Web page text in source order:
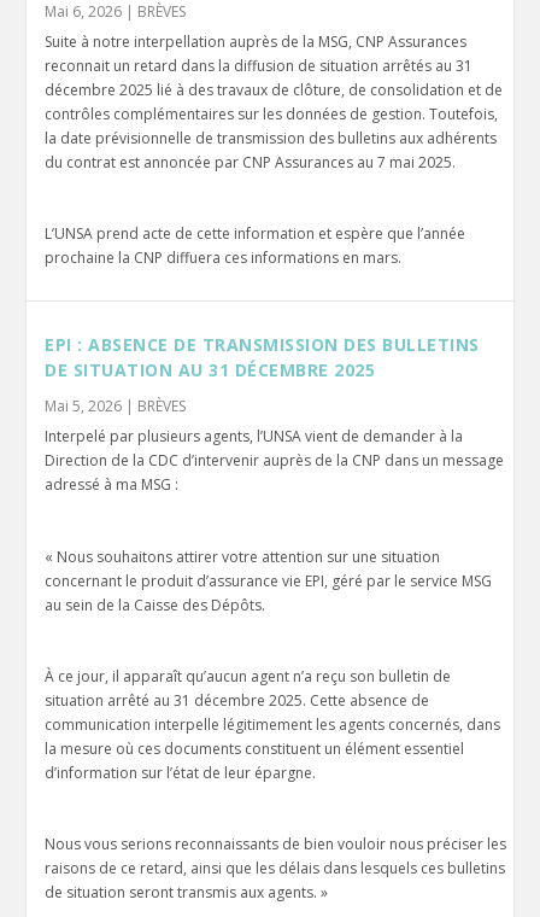
Mai 6, 2026 | BRÈVES
Suite à notre interpellation auprès de la MSG, CNP Assurances
reconnait un retard dans la diffusion de situation arrêtés au 31
décembre 2025 lié à des travaux de clôture, de consolidation et de
contrôles complémentaires sur les données de gestion. Toutefois,
la date prévisionnelle de transmission des bulletins aux adhérents
du contrat est annoncée par CNP Assurances au 7 mai 2025.
L’UNSA prend acte de cette information et espère que l’année
prochaine la CNP diffuera ces informations en mars.
EPI : ABSENCE DE TRANSMISSION DES BULLETINS
DE SITUATION AU 31 DÉCEMBRE 2025
Mai 5, 2026 | BRÈVES
Interpelé par plusieurs agents, l’UNSA vient de demander à la
Direction de la CDC d’intervenir auprès de la CNP dans un message
adressé à ma MSG :
« Nous souhaitons attirer votre attention sur une situation
concernant le produit d’assurance vie EPI, géré par le service MSG
au sein de la Caisse des Dépôts.
À ce jour, il apparaît qu’aucun agent n’a reçu son bulletin de
situation arrêté au 31 décembre 2025. Cette absence de
communication interpelle légitimement les agents concernés, dans
la mesure où ces documents constituent un élément essentiel
d’information sur l’état de leur épargne.
Nous vous serions reconnaissants de bien vouloir nous préciser les
raisons de ce retard, ainsi que les délais dans lesquels ces bulletins
de situation seront transmis aux agents. »